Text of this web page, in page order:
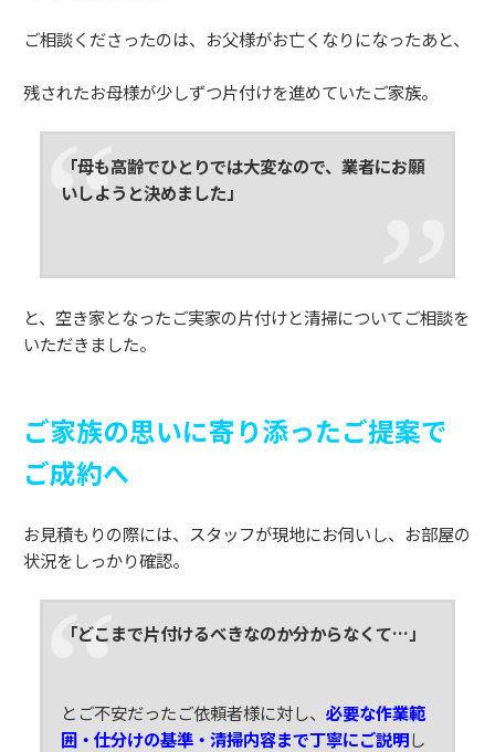
ご相談くださったのは、お父様がお亡くなりになったあと、
残されたお母様が少しずつ片付けを進めていたご家族。
「母も高齢でひとりでは大変なので、業者にお願
いしようと決めました」
と、空き家となったご実家の片付けと清掃についてご相談を
いただきました。
ご家族の思いに寄り添ったご提案で
ご成約へ
お見積もりの際には、スタッフが現地にお伺いし、お部屋の
状況をしっかり確認。
「どこまで片付けるべきなのか分からなくて…」
とご不安だったご依頼者様に対し、 必要な作業範
囲・仕分けの基準・清掃内容まで丁寧にご説明し